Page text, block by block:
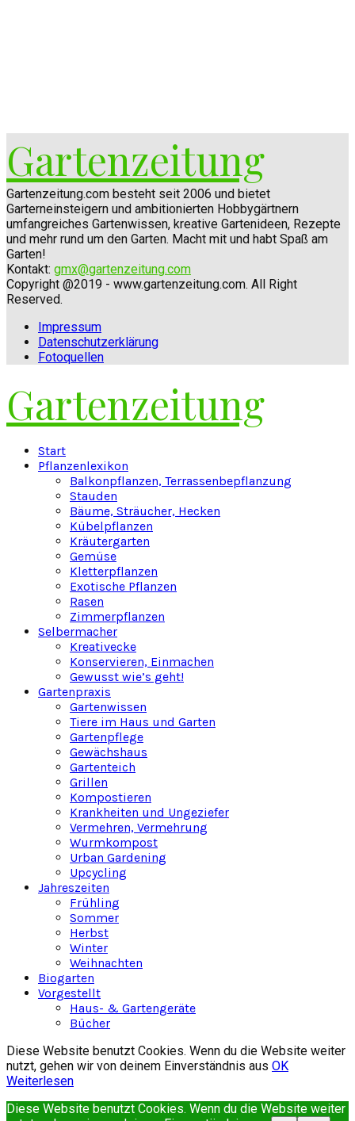
Gartenzeitung
Gartenzeitung.com besteht seit 2006 und bietet
Garterneinsteigern und ambitionierten Hobbygärtnern
umfangreiches Gartenwissen, kreative Gartenideen, Rezepte
und mehr rund um den Garten. Macht mit und habt Spaß am
Garten!
Kontakt: gmx@gartenzeitung.com
Copyright @2019 - www.gartenzeitung.com. All Right
Reserved.
Impressum
Datenschutzerklärung
Fotoquellen
Gartenzeitung
Start
Pflanzenlexikon
Balkonpflanzen, Terrassenbepflanzung
Stauden
Bäume, Sträucher, Hecken
Kübelpflanzen
Kräutergarten
Gemüse
Kletterpflanzen
Exotische Pflanzen
Rasen
Zimmerpflanzen
Selbermacher
Kreativecke
Konservieren, Einmachen
Gewusst wie’s geht!
Gartenpraxis
Gartenwissen
Tiere im Haus und Garten
Gartenpflege
Gewächshaus
Gartenteich
Grillen
Kompostieren
Krankheiten und Ungeziefer
Vermehren, Vermehrung
Wurmkompost
Urban Gardening
Upcycling
Jahreszeiten
Frühling
Sommer
Herbst
Winter
Weihnachten
Biogarten
Vorgestellt
Haus- & Gartengeräte
Bücher
Diese Website benutzt Cookies. Wenn du die Website weiter
nutzt, gehen wir von deinem Einverständnis aus OK
Weiterlesen
Diese Website benutzt Cookies. Wenn du die Website weiter